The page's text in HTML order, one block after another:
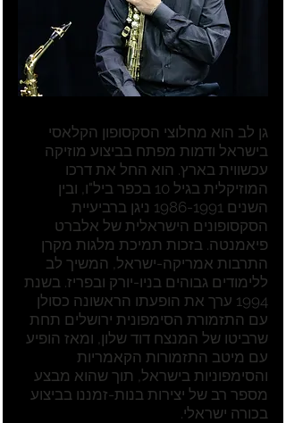
גן לב הוא מחלוצי הסקסופון הקלאסי
בישראל ודמות מפתח בביצוע מוזיקה
עכשווית בארץ. הוא החל את דרכו
המוזיקלית בגיל 10 בכפר ביל"ו, ובין
השנים 1986-1991 ניגן ברביעיית
הסקסופונים הישראלית של אלברט
פיאמנטה. בזכות תמיכת מלגות מקרן
התרבות אמריקה-ישראל, המשיך לב
ללימודים גבוהים בניו-יורק ובפריז. בשנת
1994 ערך את הופעתו הראשונה כסולן
עם התזמורת הסימפונית ירושלים תחת
שרביטו של המנצח דוד שלון, ומאז הופיע
עם מיטב התזמורות הקאמריות
והסימפוניות בישראל, תוך שהוא מבצע
מספר רב של יצירות בנות-זמננו בביצוע
בכורה ישראלי.